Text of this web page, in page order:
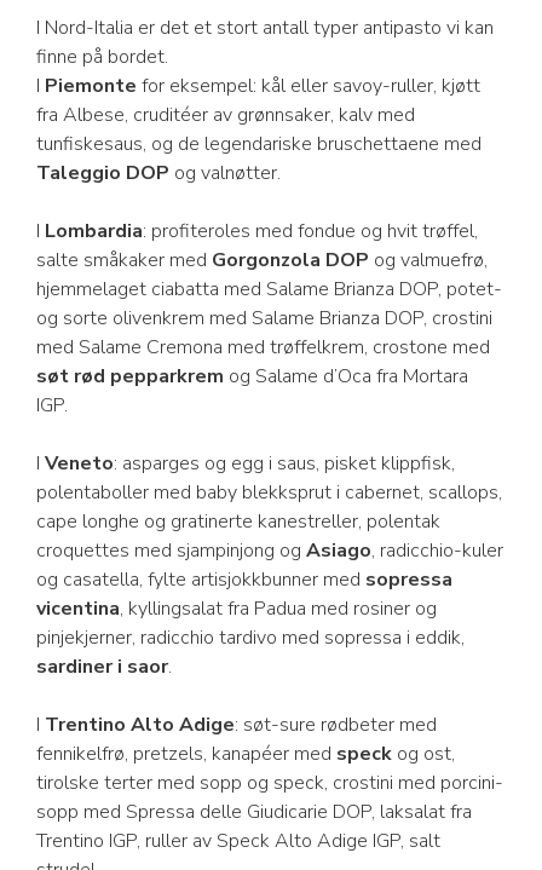
I Nord-Italia er det et stort antall typer antipasto vi kan
finne på bordet.
I Piemonte for eksempel: kål eller savoy-ruller, kjøtt
fra Albese, cruditéer av grønnsaker, kalv med
tunfiskesaus, og de legendariske bruschettaene med
Taleggio DOP og valnøtter.
I Lombardia: profiteroles med fondue og hvit trøffel,
salte småkaker med Gorgonzola DOP og valmuefrø,
hjemmelaget ciabatta med Salame Brianza DOP, potet-
og sorte olivenkrem med Salame Brianza DOP, crostini
med Salame Cremona med trøffelkrem, crostone med
søt rød pepparkrem og Salame d’Oca fra Mortara
IGP.
I Veneto: asparges og egg i saus, pisket klippfisk,
polentaboller med baby blekksprut i cabernet, scallops,
cape longhe og gratinerte kanestreller, polentak
croquettes med sjampinjong og Asiago, radicchio-kuler
og casatella, fylte artisjokkbunner med sopressa
vicentina, kyllingsalat fra Padua med rosiner og
pinjekjerner, radicchio tardivo med sopressa i eddik,
sardiner i saor.
I Trentino Alto Adige: søt-sure rødbeter med
fennikelfrø, pretzels, kanapéer med speck og ost,
tirolske terter med sopp og speck, crostini med porcini-
sopp med Spressa delle Giudicarie DOP, laksalat fra
Trentino IGP, ruller av Speck Alto Adige IGP, salt